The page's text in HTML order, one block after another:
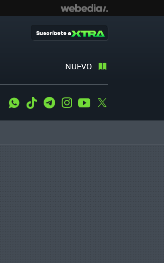
NUEVO
Suscríbete a
WhatsApp
Tiktok TelegramInstagramYoutube